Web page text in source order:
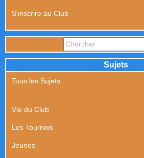
S'inscrire au Club
Sujets
Tous les Sujets
Vie du Club
Les Tournois
Jeunes